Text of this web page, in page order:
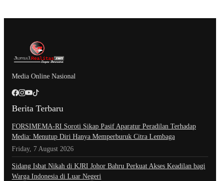
Media Online Nasional
Berita Terbaru
​FORSIMEMA-RI Soroti Sikap Pasif Aparatur Peradilan Terhadap
Media: Menutup Diri Hanya Memperburuk Citra Lembaga
Friday, 7 August 2026
Sidang Isbat Nikah di KJRI Johor Bahru Perkuat Akses Keadilan bagi
Warga Indonesia di Luar Negeri